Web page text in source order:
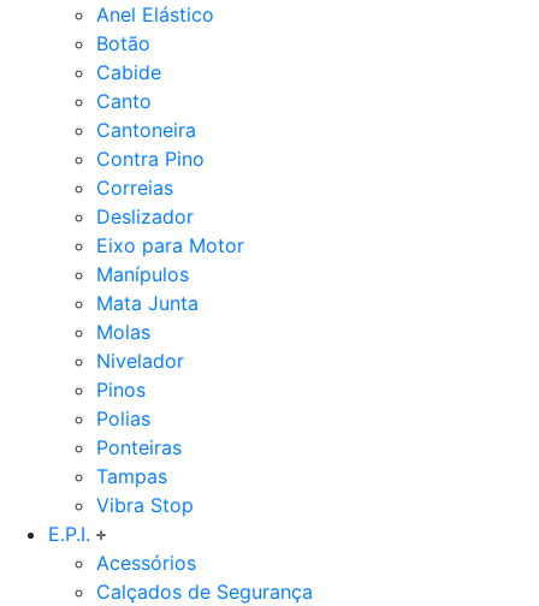
Anel Elástico
Botão
Cabide
Canto
Cantoneira
Contra Pino
Correias
Deslizador
Eixo para Motor
Manípulos
Mata Junta
Molas
Nivelador
Pinos
Polias
Ponteiras
Tampas
Vibra Stop
E.P.I.
Acessórios
Calçados de Segurança